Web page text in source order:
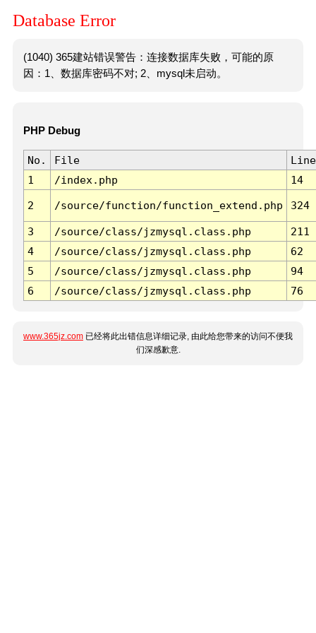
Database Error
(1040) 365建站错误警告：连接数据库失败，可能的原
因：1、数据库密码不对; 2、mysql未启动。
PHP Debug
No. File
Line
1
/index.php 14
2 /source/function/function_extend.php 324
3 /source/class/jzmysql.class.php
211
4
/source/class/jzmysql.class.php
62
5
/source/class/jzmysql.class.php
94
6
/source/class/jzmysql.class.php 76
www.365jz.com 已经将此出错信息详细记录, 由此给您带来的访问不便我
们深感歉意.